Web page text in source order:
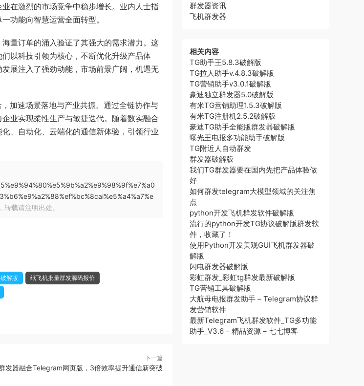
在激烈的市场竞争中稳步增长。业内人士指
功能向智慧运营全面转型。
量订单的涌入验证了其强大的需求潜力。这
以科技引领为核心，不断优化升级产品体
展注入了强劲动能，市场前景广阔，机遇无
加速场景落地与产业共振。通过全链协作与
业实现柔性生产与敏捷迭代。随着数实融合
、自动化、云端化的通信新体验，引领行业
，转载请注明出处。
解版
纸飞机批量群发源码报价
下一篇
发器融合Telegram网页版，3倍效率提升通信新突破
群发器资讯
飞机群发器
相关内容
TG助手王5.8.3破解版
TG拉人助手v.4.8.3破解版
TG营销助手v3.0.1破解版
豪迪独立群发器5.0破解版
有米TG营销助理1.5.3破解版
有米TG注册机2.5.2破解版
豪迪TG助手全能版群发器破解版
曝光王电报多功能助手破解版
TG附近人自动群发
群发器破解版
我们TG群发器要在国内先把产品体验做
好
如何群发telegram大模型领域的关注焦
点
python开发飞机群发软件破解版
流行的python开发TG协议破解版群发软
件，收藏了！
使用Python开发美观GUI飞机群发器破
解版
闪电群发器破解版
彩虹群发_彩虹tg群发最新破解版
TG营销工具破解版
大航母电报群发助手 – Telegram协议群
发营销软件
最新Telegram飞机群发软件_TG多功能
助手_V3.6 – 精品资源 – 七七博客